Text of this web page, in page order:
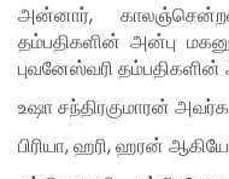
அன்னார்,
தம்பதிகளின் அன்பு
புவனேஸ்வரி தம்பதிகளின்
உஷா சந்திரகுமாரன்
பிரியா,ஹரி,ஹரன்